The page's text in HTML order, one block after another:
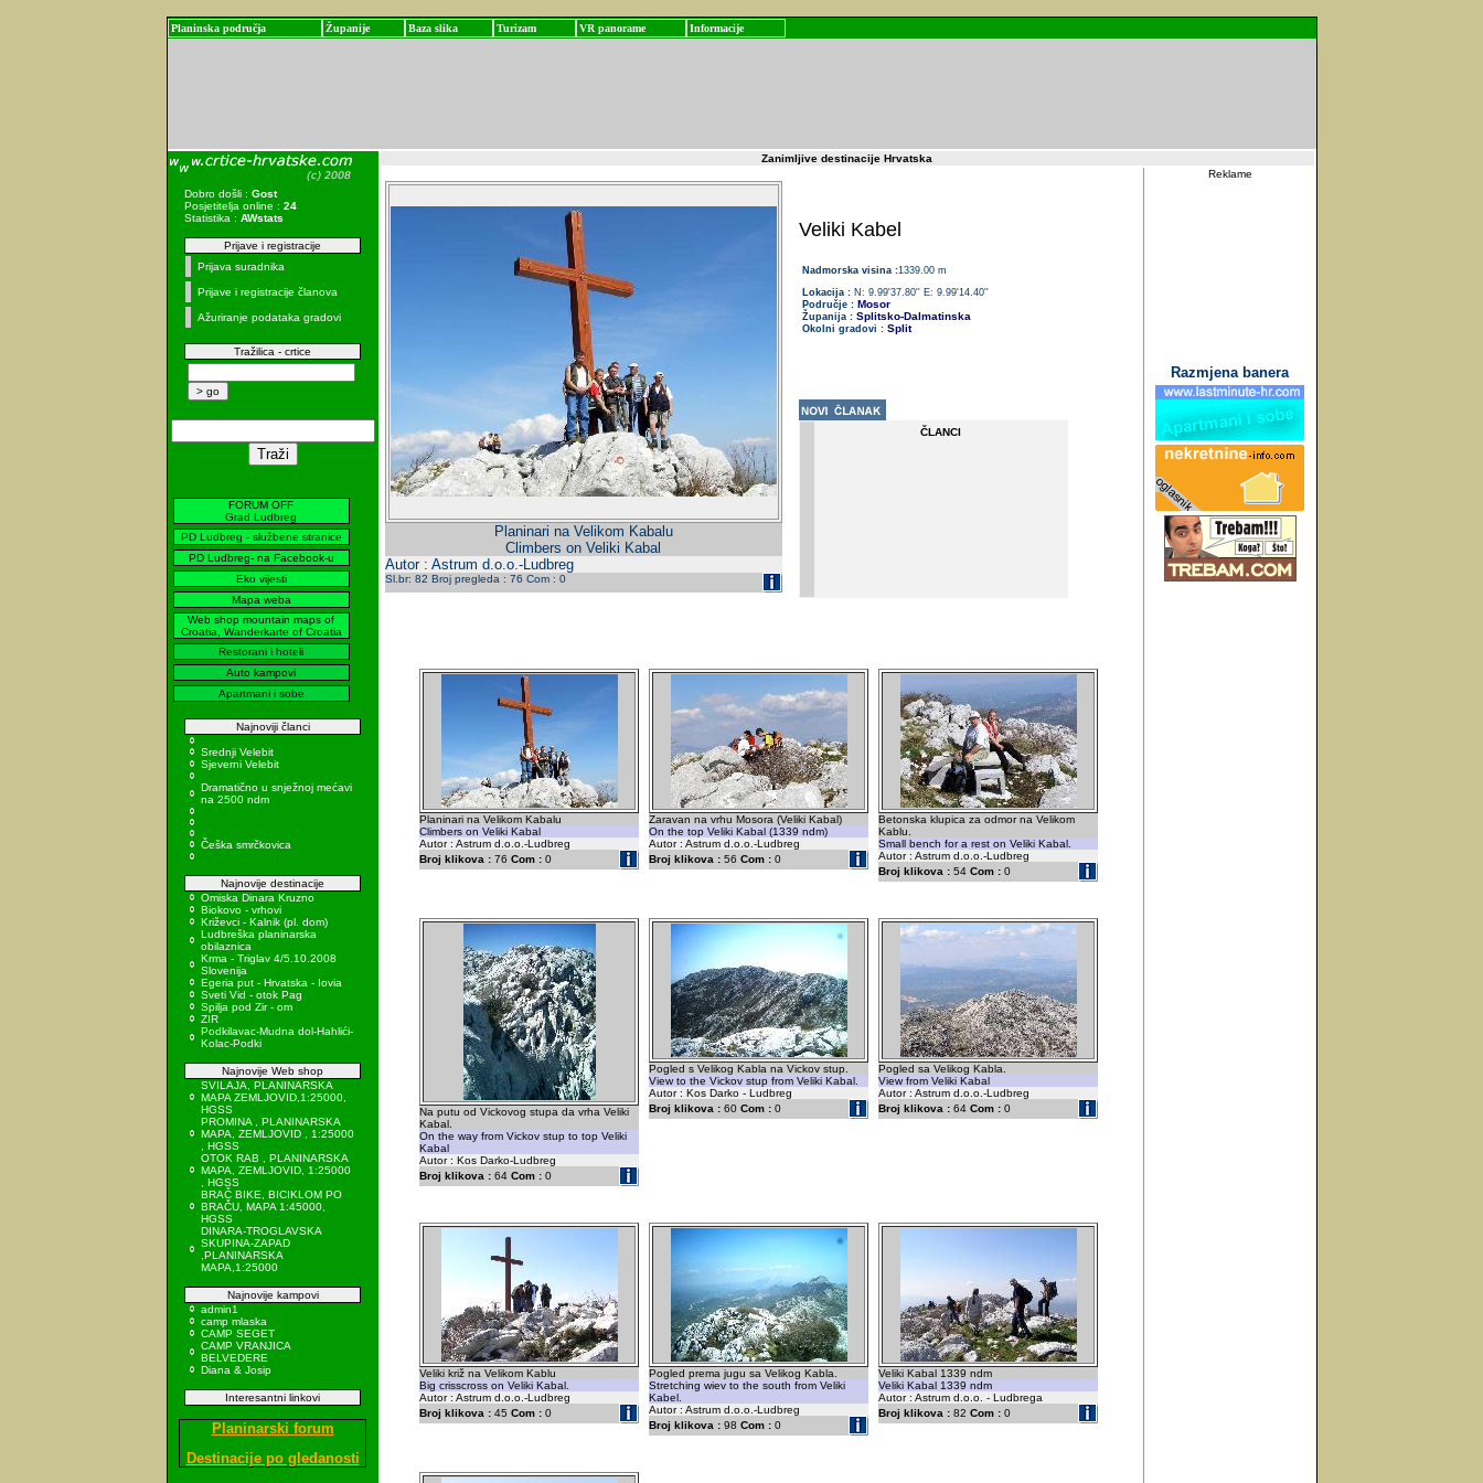
Planinska područja Županije Baza slika Turizam VR panorame Informacije
Dobro došli : Gost
Posjetitelja online : 24
Statistika : AWstats
Prijave i registracije
Prijava suradnika
Prijave i registracije članova
Ažuriranje podataka gradovi
Tražilica - crtice
FORUM OFF
Grad Ludbreg
PD Ludbreg - službene stranice
PD Ludbreg- na Facebook-u
Eko vijesti
Mapa weba
Web shop mountain maps of
Croatia, Wanderkarte of Croatia
Restorani i hoteli
Auto kampovi
Apartmani i sobe
Najnoviji članci
Srednji Velebit
Sjeverni Velebit
Dramatično u snježnoj mećavi
na 2500 ndm
Češka smrčkovica
Najnovije destinacije
Omiska Dinara Kruzno
Biokovo - vrhovi
Križevci - Kalnik (pl. dom)
Ludbreška planinarska
obilaznica
Krma - Triglav 4/5.10.2008
Slovenija
Egeria put - Hrvatska - Iovia
Sveti Vid - otok Pag
Spilja pod Zir - om
ZIR
Podkilavac-Mudna dol-Hahlići-
Kolac-Podki
Najnovije Web shop
SVILAJA, PLANINARSKA
MAPA ZEMLJOVID,1:25000,
HGSS
PROMINA , PLANINARSKA
MAPA, ZEMLJOVID , 1:25000
, HGSS
OTOK RAB , PLANINARSKA
MAPA, ZEMLJOVID, 1:25000
, HGSS
BRAČ BIKE, BICIKLOM PO
BRAČU, MAPA 1:45000,
HGSS
DINARA-TROGLAVSKA
SKUPINA-ZAPAD
,PLANINARSKA
MAPA,1:25000
Najnovije kampovi
admin1
camp mlaska
CAMP SEGET
CAMP VRANJICA
BELVEDERE
Diana & Josip
Interesantni linkovi
Planinarski forum
Destinacije po gledanosti
Zanimljive destinacije Hrvatska
Planinari na Velikom Kabalu
Climbers on Veliki Kabal
Autor : Astrum d.o.o.-Ludbreg
Sl.br: 82 Broj pregleda : 76 Com : 0
Veliki Kabel
Nadmorska visina :1339.00 m
Lokacija :N: 9.99'37.80'' E: 9.99'14.40''
Područje :Mosor
Županija : Splitsko-Dalmatinska
Okolni gradovi : Split
ČLANCI
Planinari na Velikom Kabalu
Climbers on Veliki Kabal
Autor : Astrum d.o.o.-Ludbreg
Broj klikova : 76 Com : 0
Zaravan na vrhu Mosora (Veliki Kabal)
On the top Veliki Kabal (1339 ndm)
Autor : Astrum d.o.o.-Ludbreg
Broj klikova : 56 Com : 0
Betonska klupica za odmor na Velikom
Kablu.
Small bench for a rest on Veliki Kabal.
Autor : Astrum d.o.o.-Ludbreg
Broj klikova : 54 Com : 0
Na putu od Vickovog stupa da vrha Veliki
Kabal.
On the way from Vickov stup to top Veliki
Kabal
Autor : Kos Darko-Ludbreg
Broj klikova : 64 Com : 0
Pogled s Velikog Kabla na Vickov stup.
View to the Vickov stup from Veliki Kabal.
Autor : Kos Darko - Ludbreg
Broj klikova : 60 Com : 0
Pogled sa Velikog Kabla.
View from Veliki Kabal
Autor : Astrum d.o.o.-Ludbreg
Broj klikova : 64 Com : 0
Veliki križ na Velikom Kablu
Big crisscross on Veliki Kabal.
Autor : Astrum d.o.o.-Ludbreg
Broj klikova : 45 Com : 0
Pogled prema jugu sa Velikog Kabla.
Stretching wiev to the south from Veliki
Kabel.
Autor : Astrum d.o.o.-Ludbreg
Broj klikova : 98 Com : 0
Veliki Kabal 1339 ndm
Veliki Kabal 1339 ndm
Autor : Astrum d.o.o. - Ludbrega
Broj klikova : 82 Com : 0
Reklame
Razmjena banera